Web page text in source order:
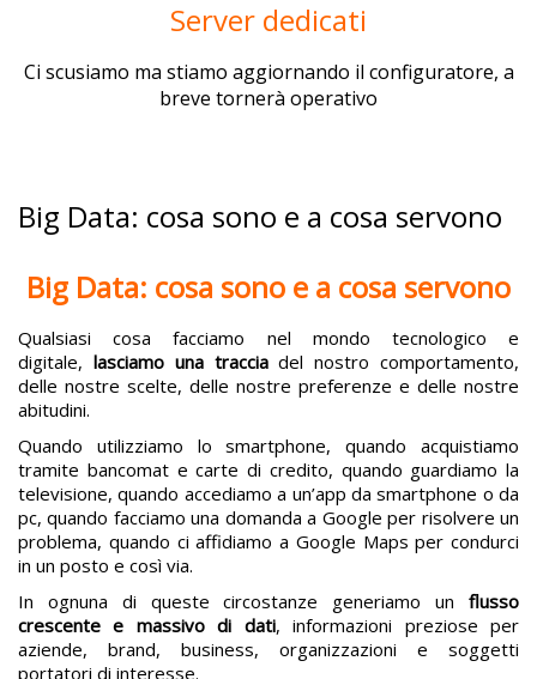
Server dedicati
Ci scusiamo ma stiamo aggiornando il configuratore, a
breve tornerà operativo
Big Data: cosa sono e a cosa servono
Big Data: cosa sono e a cosa servono
Qualsiasi cosa facciamo nel mondo tecnologico e
digitale, lasciamo una tracciadel nostro comportamento,
delle nostre scelte, delle nostre preferenze e delle nostre
abitudini.
Quando utilizziamo lo smartphone, quando acquistiamo
tramite bancomat e carte di credito, quando guardiamo la
televisione, quando accediamo a un’app da smartphone o da
pc, quando facciamo una domanda a Google per risolvere un
problema, quando ci affidiamo a Google Maps per condurci
in un posto e così via.
In ognuna di queste circostanze generiamo un flusso
crescente e massivo di dati, informazioni preziose per
aziende, brand, business, organizzazioni e soggetti
portatori di interesse.